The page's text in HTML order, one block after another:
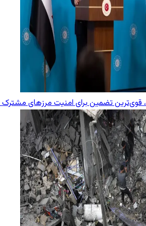
قوی‌ترین تضمین برای امنیت مرزهای مشترک